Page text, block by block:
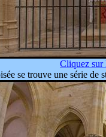
Cliquez sur
se trouve une série de